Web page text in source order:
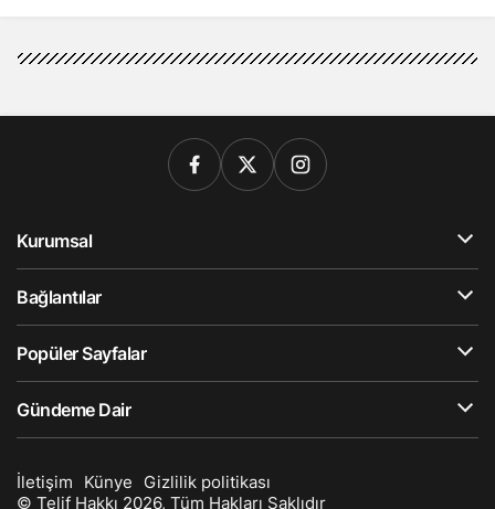
Kurumsal
Bağlantılar
Popüler Sayfalar
Gündeme Dair
İletişim Künye
Gizlilik politikası
© Telif Hakkı 2026, Tüm Hakları Saklıdır